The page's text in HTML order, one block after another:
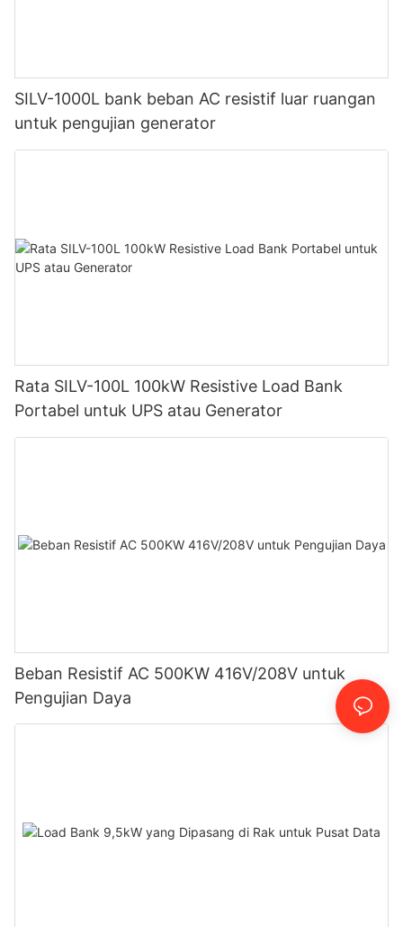
SILV-1000L bank beban AC resistif luar ruangan
untuk pengujian generator
Rata SILV-100L 100kW Resistive Load Bank
Portabel untuk UPS atau Generator
Beban Resistif AC 500KW 416V/208V untuk
Pengujian Daya